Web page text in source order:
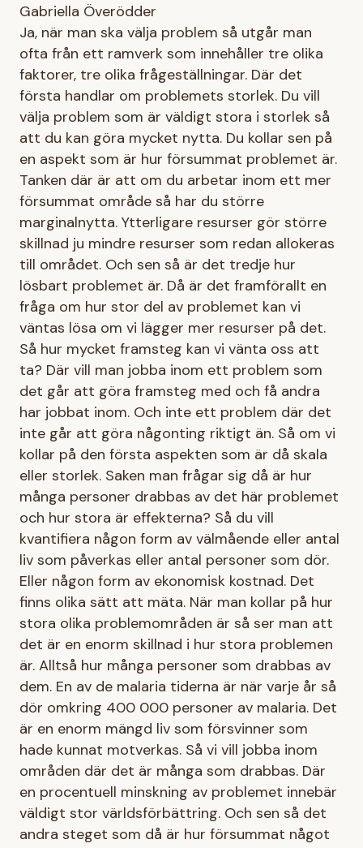
Gabriella Överödder
Ja, när man ska välja problem så utgår man
ofta från ett ramverk som innehåller tre olika
faktorer, tre olika frågeställningar. Där det
första handlar om problemets storlek. Du vill
välja problem som är väldigt stora i storlek så
att du kan göra mycket nytta. Du kollar sen på
en aspekt som är hur försummat problemet är.
Tanken där är att om du arbetar inom ett mer
försummat område så har du större
marginalnytta. Ytterligare resurser gör större
skillnad ju mindre resurser som redan allokeras
till området. Och sen så är det tredje hur
lösbart problemet är. Då är det framförallt en
fråga om hur stor del av problemet kan vi
väntas lösa om vi lägger mer resurser på det.
Så hur mycket framsteg kan vi vänta oss att
ta? Där vill man jobba inom ett problem som
det går att göra framsteg med och få andra
har jobbat inom. Och inte ett problem där det
inte går att göra någonting riktigt än. Så om vi
kollar på den första aspekten som är då skala
eller storlek. Saken man frågar sig då är hur
många personer drabbas av det här problemet
och hur stora är effekterna? Så du vill
kvantifiera någon form av välmående eller antal
liv som påverkas eller antal personer som dör.
Eller någon form av ekonomisk kostnad. Det
finns olika sätt att mäta. När man kollar på hur
stora olika problemområden är så ser man att
det är en enorm skillnad i hur stora problemen
är. Alltså hur många personer som drabbas av
dem. En av de malaria tiderna är när varje år så
dör omkring 400 000 personer av malaria. Det
är en enorm mängd liv som försvinner som
hade kunnat motverkas. Så vi vill jobba inom
områden där det är många som drabbas. Där
en procentuell minskning av problemet innebär
väldigt stor världsförbättring. Och sen så det
andra steget som då är hur försummat något